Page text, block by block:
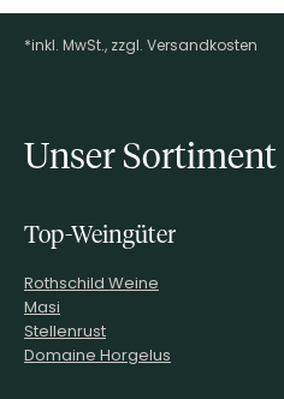
Footer-Menü
*inkl. MwSt., zzgl. Versandkosten
Unser Sortiment
Top-Weingüter
Rothschild Weine
Masi
Stellenrust
Domaine Horgelus